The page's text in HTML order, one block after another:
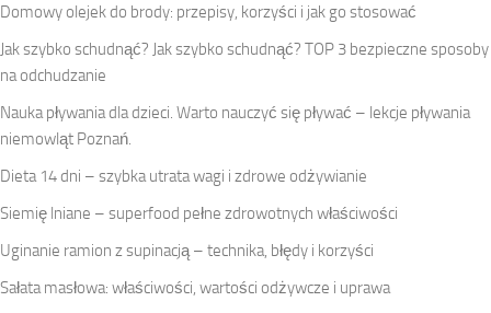
Domowy olejek do brody: przepisy, korzyści i jak go stosować
Jak szybko schudnąć? Jak szybko schudnąć? TOP 3 bezpieczne sposoby
na odchudzanie
Nauka pływania dla dzieci. Warto nauczyć się pływać – lekcje pływania
niemowląt Poznań.
Dieta 14 dni – szybka utrata wagi i zdrowe odżywianie
Siemię lniane – superfood pełne zdrowotnych właściwości
Uginanie ramion z supinacją – technika, błędy i korzyści
Sałata masłowa: właściwości, wartości odżywcze i uprawa